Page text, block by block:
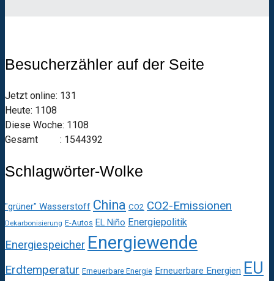
Besucherzähler auf der Seite
Jetzt online: 131
Heute: 1108
Diese Woche: 1108
Gesamt : 1544392
Schlagwörter-Wolke
"grüner" Wasserstoff China CO2 CO2-Emissionen
Dekarbonisierung E-Autos EL Niño Energiepolitik
Energiespeicher Energiewende
Erdtemperatur Erneuerbare Energie Erneuerbare Energien EU